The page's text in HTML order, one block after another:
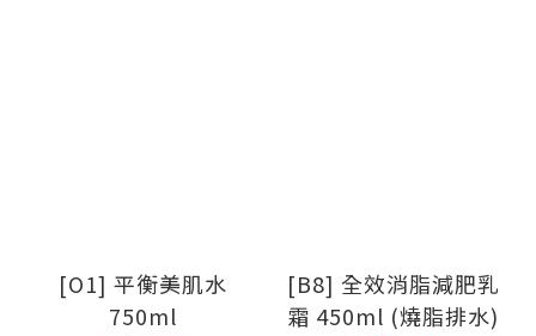
[O1] 平衡美肌水
750ml
[B8] 全效消脂減肥乳
霜 450ml (燒脂排水)